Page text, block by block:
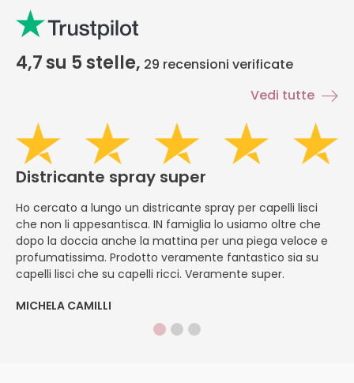
4,7su 5 stelle, 29 recensioni verificate
Vedi tutte
Districante spray super
Ho cercato a lungo un districante spray per capelli lisci
che non li appesantisca. IN famiglia lo usiamo oltre che
dopo la doccia anche la mattina per una piega veloce e
profumatissima. Prodotto veramente fantastico sia su
capelli lisci che su capelli ricci. Veramente super.
MICHELA CAMILLI